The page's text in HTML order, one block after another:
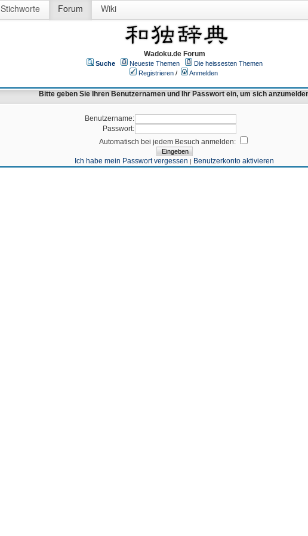
Stichworte Forum Wiki
Wadoku.de Forum
Suche Neueste Themen
Die heissesten Themen
Registrieren /
Anmelden
Bitte geben Sie Ihren Benutzernamen und Ihr Passwort ein, um sich
Benutzername:
Passwort:
Automatisch bei jedem Besuch anmelden:
Ich habe mein Passwort vergessen | Benutzerkonto aktivieren